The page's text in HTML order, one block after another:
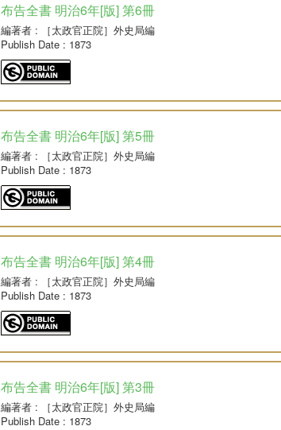
布告全書 明治6年[版] 第6冊
編著者: ［太政官正院］外史局編
Publish Date: 1873
布告全書 明治6年[版] 第5冊
編著者: ［太政官正院］外史局編
Publish Date: 1873
布告全書 明治6年[版] 第4冊
編著者: ［太政官正院］外史局編
Publish Date: 1873
布告全書 明治6年[版] 第3冊
編著者: ［太政官正院］外史局編
Publish Date: 1873